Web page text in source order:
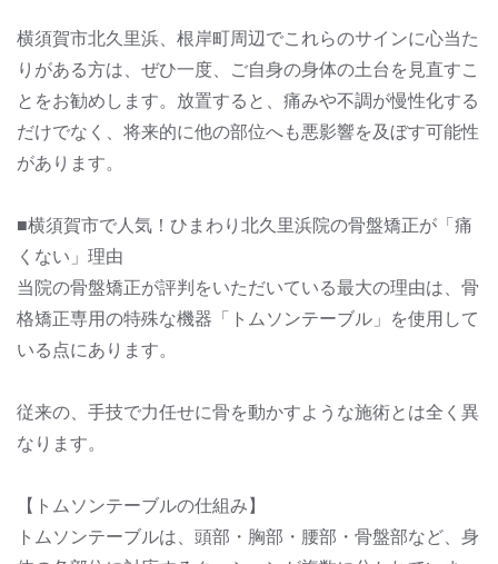
横須賀市北久里浜、根岸町周辺でこれらのサインに心当た
りがある方は、ぜひ一度、ご自身の身体の土台を見直すこ
とをお勧めします。放置すると、痛みや不調が慢性化する
だけでなく、将来的に他の部位へも悪影響を及ぼす可能性
があります。
■横須賀市で人気！ひまわり北久里浜院の骨盤矯正が「痛
くない」理由
当院の骨盤矯正が評判をいただいている最大の理由は、骨
格矯正専用の特殊な機器「トムソンテーブル」を使用して
いる点にあります。
従来の、手技で力任せに骨を動かすような施術とは全く異
なります。
【トムソンテーブルの仕組み】
トムソンテーブルは、頭部・胸部・腰部・骨盤部など、身